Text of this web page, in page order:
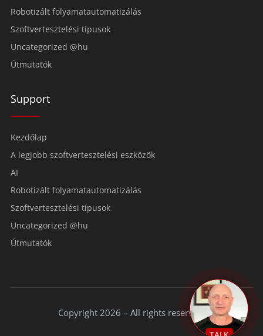
Robotizált folyamatautomatizálás
Szoftvertesztelési típusok
Uncategorized @hu
Útmutatók
Support
Kezdőlap
A legjobb szoftvertesztelési eszközök
AI
Robotizált folyamatautomatizálás
Szoftvertesztelési típusok
Uncategorized @hu
Útmutatók
Copyright 2026 – All rights reserved.